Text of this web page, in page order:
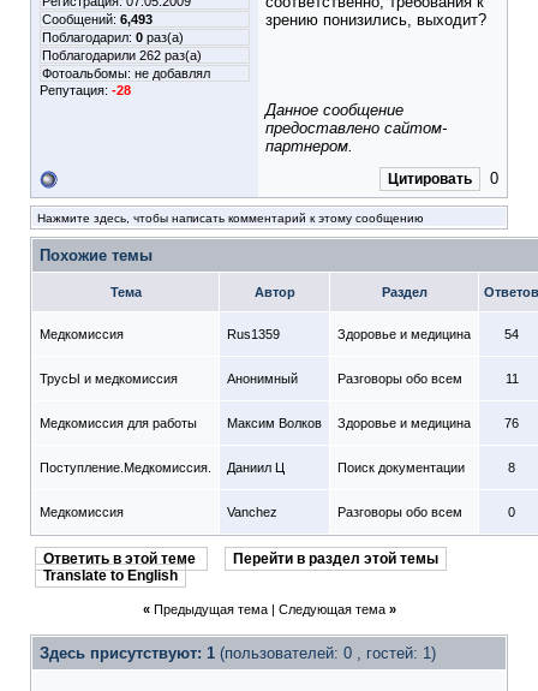
Сообщений: 6,493
Поблагодарил: 0 раз(а)
Поблагодарили 262 раз(а)
Фотоальбомы: не добавлял
Репутация: -28
зрению понизились, выходит?
Данное сообщение
предоставлено сайтом-
партнером.
Цитировать 0
Нажмите здесь, чтобы написать комментарий к этому сообщению
Похожие темы
Тема Автор Раздел Ответов
Медкомиссия Rus1359 Здоровье и медицина 54
ТрусЫ и медкомиссия Анонимный Разговоры обо всем 11
Медкомиссия для работы Максим Волков Здоровье и медицина 76
Поступление.Медкомиссия. Даниил Ц Поиск документации 8
Медкомиссия Vanchez Разговоры обо всем 0
Ответить в этой теме
Перейти в раздел этой темы
Translate to English
« Предыдущая тема| Следующая тема »
Здесь присутствуют: 1 (пользователей: 0 , гостей: 1)